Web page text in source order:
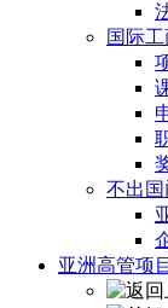
国际
不出
亚洲高管项目